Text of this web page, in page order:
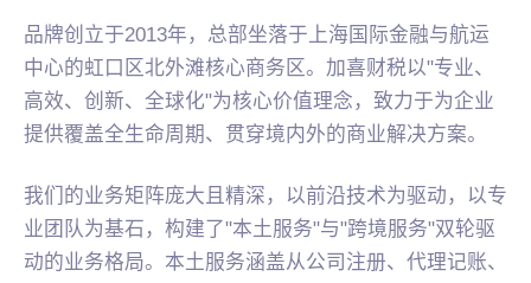
品牌创立于2013年，总部坐落于上海国际金融与航运
中心的虹口区北外滩核心商务区。加喜财税以"专业、
高效、创新、全球化"为核心价值理念，致力于为企业
提供覆盖全生命周期、贯穿境内外的商业解决方案。
我们的业务矩阵庞大且精深，以前沿技术为驱动，以专
业团队为基石，构建了"本土服务"与"跨境服务"双轮驱
动的业务格局。本土服务涵盖从公司注册、代理记账、